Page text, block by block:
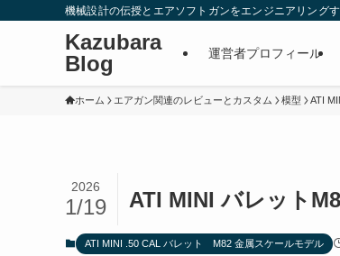
機械設計の伝授とエアソフトガンをエンジニアリング
Kazubara
Blog
運営者プロフィール
ホーム エアガン関連のレビューとカスタム 模型 ATI
ATI MINI バレット
2026
1/19
ATI MINI .50 CAL バレット M82 金属スケールモデル